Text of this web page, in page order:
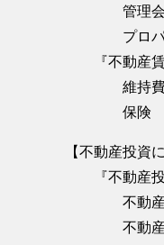
管理会
プロパ
『不動産賃
維持
保険
【不動産投資
『不動産投
不動産投
不動産投